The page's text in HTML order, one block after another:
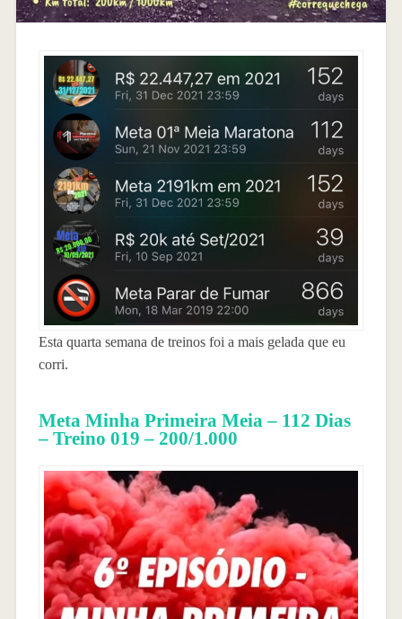
Esta quarta semana de treinos foi a mais gelada que eu
corri.
Meta Minha Primeira Meia – 112 Dias
– Treino 019 – 200/1.000